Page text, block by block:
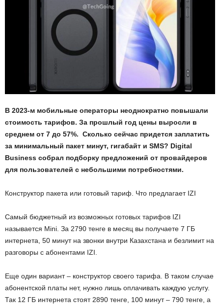
В 2023-м мобильные операторы неоднократно повышали
стоимость тарифов. За прошлый год цены выросли в
среднем от 7 до 57%. Сколько сейчас придется заплатить
за минимальный пакет минут, гигабайт и SMS? Digital
Business собрал подборку предложений от провайдеров
для пользователей с небольшими потребностями.
Конструктор пакета или готовый тариф. Что предлагает IZI
Самый бюджетный из возможных готовых тарифов IZI
называется Mini. За 2790 тенге в месяц вы получаете 7 ГБ
интернета, 50 минут на звонки внутри Казахстана и безлимит на
разговоры с абонентами IZI.
Еще один вариант – конструктор своего тарифа. В таком случае
абонентской платы нет, нужно лишь оплачивать каждую услугу.
Так 12 ГБ интернета стоят 2890 тенге, 100 минут – 790 тенге, а